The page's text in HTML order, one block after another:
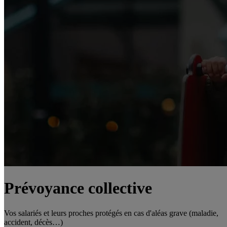
Prévoyance collective
Vos salariés et leurs proches protégés en cas d'aléas grave (maladie,
accident, décès…)